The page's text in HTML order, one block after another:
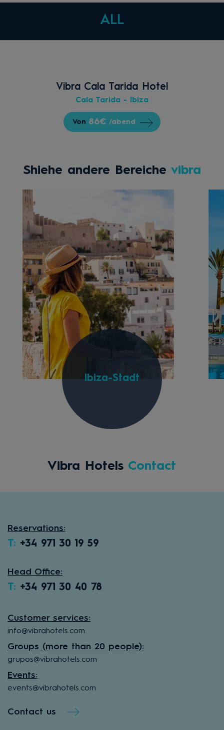
ALL
Vibra Cala Tarida Hotel
Cala Tarida - Ibiza
Von 86€ /abend
Shiehe andere Bereiche vibra
Ibiza-Stadt
Vibra Hotels Contact
Reservations:
T: +34 971 30 19 59
Head Office:
T: +34 971 30 40 78
Customer services:
info@vibrahotels.com
Groups (more than 20 people):
grupos@vibrahotels.com
Events:
events@vibrahotels.com
Contact us